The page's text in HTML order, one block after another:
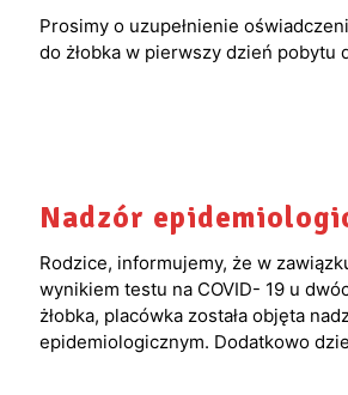
Prosimy o uzupełnienie
do żłobka w pierwszy dzień pobytu
Nadzór
Rodzice, informujemy, że w
wynikiem testu na COVID- 19 u
żłobka, placówka została objęta
epidemiologicznym. Dodatkowo